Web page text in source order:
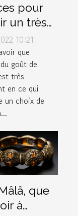
pour
un très
10:21
que
goût de
très
en ce qui
un choix de
que
à